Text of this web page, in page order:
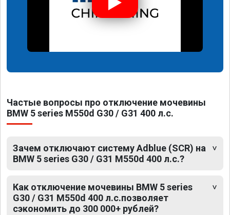
Частые вопросы про отключение мочевины
BMW 5 series M550d G30 / G31 400 л.с.
Зачем отключают систему Adblue (SCR) на
BMW 5 series G30 / G31 M550d 400 л.с.?
Как отключение мочевины BMW 5 series
G30 / G31 M550d 400 л.с.позволяет
сэкономить до 300 000+ рублей?